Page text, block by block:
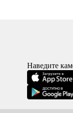
Наведите